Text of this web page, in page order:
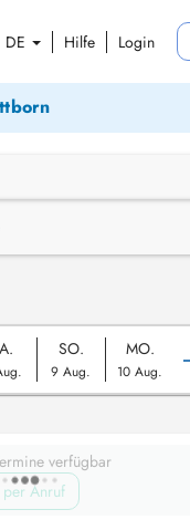
DE Hilfe Login
SO.
9 Aug.
MO.
10 Aug.
verfügbar
Anruf